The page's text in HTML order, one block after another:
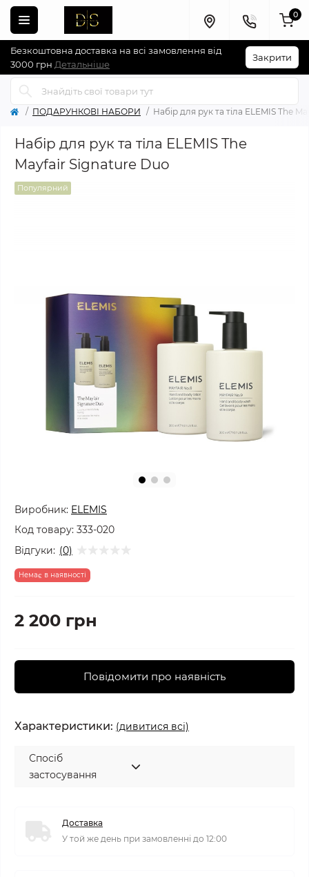
Безкоштовна доставка на всі замовлення від
3000 грн Детальніше
Закрити
0
ПОДАРУНКОВІ НАБОРИ Набір для рук та тіла ELEMIS The
Набір для рук та тіла ELEMIS The
Mayfair Signature Duo
Популярний
Виробник: ELEMIS
Код товару: 333-020
Відгуки: (0)
Немає в наявності
2 200 грн
Повідомити про наявність
Характеристики: (дивитися всі)
Спосіб
застосування
Доставка
У той же день при замовленні до 12:00